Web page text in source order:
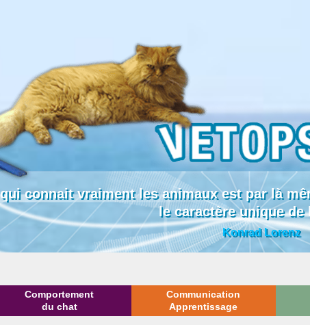
connait vraiment les animaux est par là
le caractère unique de
Konrad Lorenz
Comportement
du chat
Communication
Apprentissage